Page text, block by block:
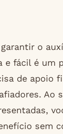
o
e fácil é um
de apoio
Ao
sem